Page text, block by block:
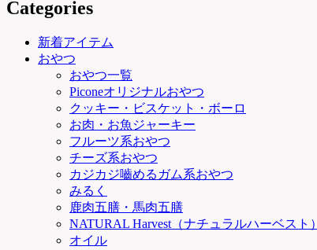
Categories
新着アイテム
おやつ
おやつ一覧
Piconeオリジナルおやつ
クッキー・ビスケット・ボーロ
お肉・お魚ジャーキー
フルーツ系おやつ
チーズ系おやつ
カジカジ嚙めるガム系おやつ
みるく
鹿肉五膳・馬肉五膳
NATURAL Harvest（ナチュラルハーベスト）
オイル